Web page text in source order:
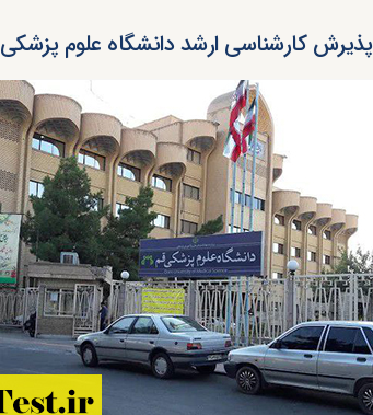
پذیرش کارشناسی ارشد دانشگاه علوم پزشکی قم